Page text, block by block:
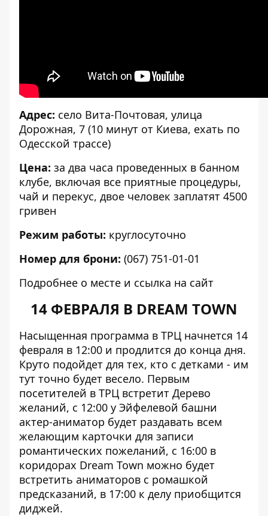
Адрес: село Вита-Почтовая, улица
Дорожная, 7 (10 минут от Киева, ехать по
Одесской трассе)
Цена: за два часа проведенных в банном
клубе, включая все приятные процедуры,
чай и перекус, двое человек заплатят 4500
гривен
Режим работы: круглосуточно
Номер для брони: (067) 751-01-01
Подробнее о месте и ссылка на сайт
14 ФЕВРАЛЯ В DREAM TOWN
Насыщенная программа в ТРЦ начнется 14
февраля в 12:00 и продлится до конца дня.
Круто подойдет для тех, кто с детками - им
тут точно будет весело. Первым
посетителей в ТРЦ встретит Дерево
желаний, с 12:00 у Эйфелевой башни
актер-аниматор будет раздавать всем
желающим карточки для записи
романтических пожеланий, с 16:00 в
коридорах Dream Town можно будет
встретить аниматоров с ромашкой
предсказаний, в 17:00 к делу приобщится
диджей.